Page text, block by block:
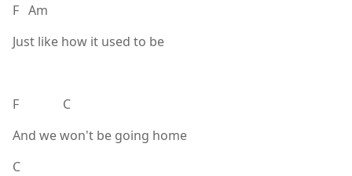
F Am
Just like how it used to be
F C
And we won't be going home
C